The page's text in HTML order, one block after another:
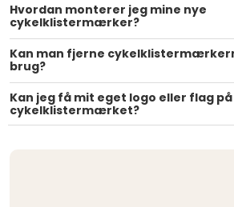
Hvordan monterer jeg mine nye
cykelklistermærker?
Kan man fjerne
brug?
Kan jeg få mit eget logo eller flag på
cykelklistermærket?